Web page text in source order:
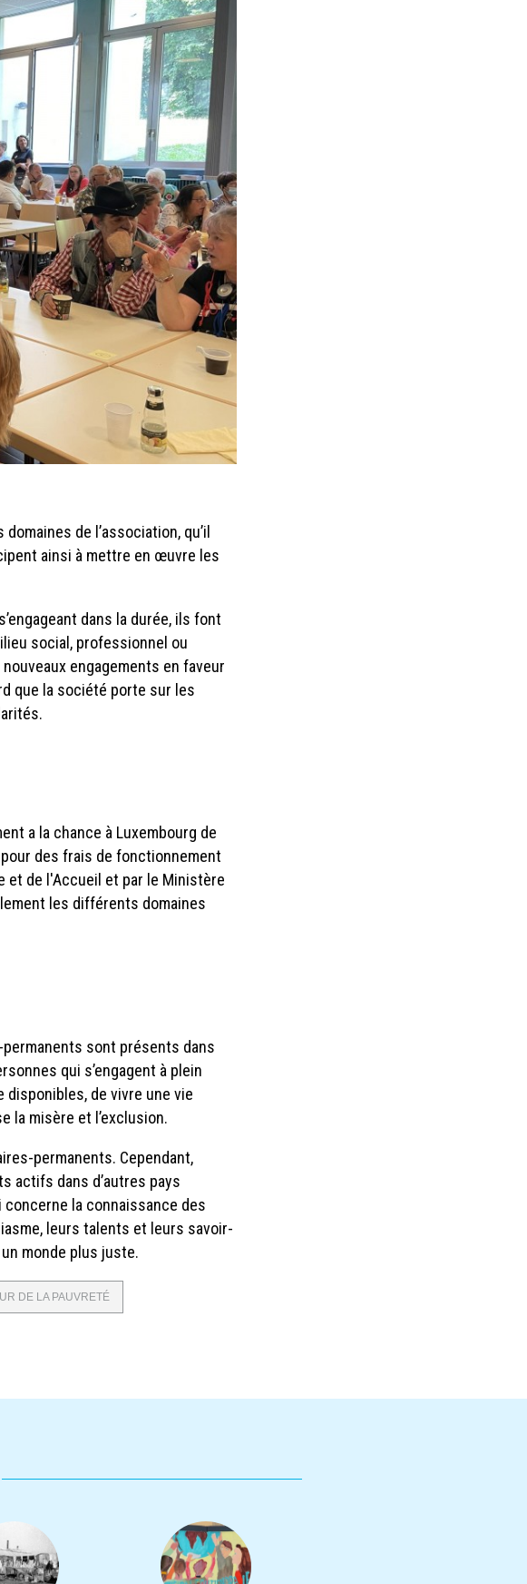
de l’association, qu’il
ainsi à mettre en œuvre les
dans la durée, ils font
social, professionnel ou
engagements en faveur
que la société porte sur les
a la chance à Luxembourg de
des frais de fonctionnement
et de l'Accueil et par le Ministère
les différents domaines
sont présents dans
qui s’engagent à plein
de vivre une vie
la misère et l’exclusion.
permanents. Cependant,
actifs dans d’autres pays
la connaissance des
leurs talents et leurs savoir-
monde plus juste.
DE LA PAUVRETÉ